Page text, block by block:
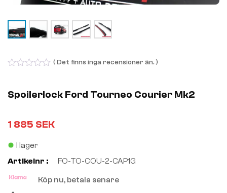
of
5
( Det finns inga recensioner än. )
Spoilerlock Ford Tourneo Courier Mk2
1 885 SEK
I lager
Artikelnr :
FO-TO-COU-2-CAP1G
Köp nu, betala senare